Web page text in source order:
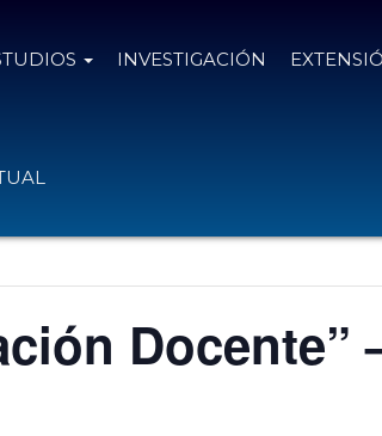
INVESTIGACIÓN
Docente”